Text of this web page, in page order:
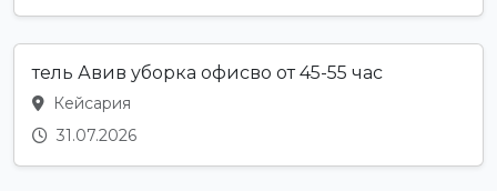
тель Авив уборка офисво от 45-55 час
Кейсария
31.07.2026